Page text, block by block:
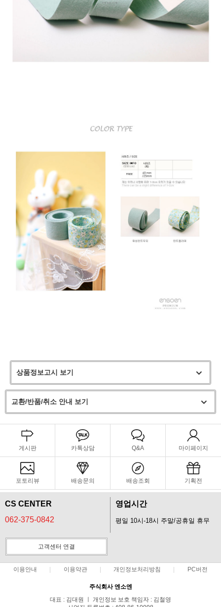
상품정보고시 보기
교환/반품/취소 안내 보기
게시판 카톡상담 Q&A 마이페이지
포토리뷰 배송문의 배송조회 기획전
CS CENTER
062-375-0842
영업시간
평일 10시-18시 주말/공휴일 휴무
고객센터 연결
이용안내 이용약관 개인정보처리방침 PC버전
주식회사 엔소엔
대표 : 김대원 ㅣ 개인정보 보호 책임자 : 김철영